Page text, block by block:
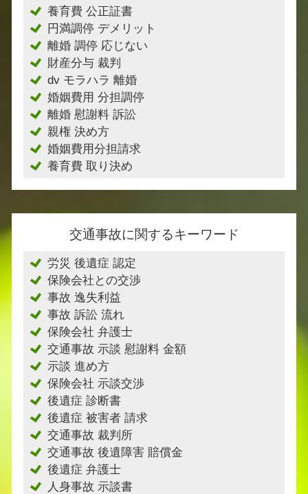
養育費 公正証書
円満調停 デメリット
離婚 調停 応じない
財産分与 裁判
dv モラハラ 離婚
婚姻費用 分担調停
離婚 慰謝料 訴訟
親権 決め方
婚姻費用分担請求
養育費 取り決め
交通事故に関するキーワード
労災 後遺症 認定
保険会社との交渉
事故 逸失利益
事故 訴訟 流れ
保険会社 弁護士
交通事故 示談 慰謝料 金額
示談 進め方
保険会社 示談交渉
後遺症 診断書
後遺症 被害者 請求
交通事故 裁判所
交通事故 後遺障害 賠償金
後遺症 弁護士
人身事故 示談書